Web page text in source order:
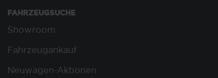
FAHRZEUGSUCHE
Showroom
Fahrzeugankauf
Neuwagen-Aktionen